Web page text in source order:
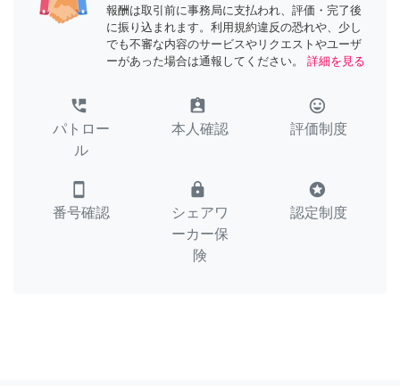
報酬は取引前に事務局に支払われ、評価・完了後
に振り込まれます。利用規約違反の恐れや、少し
でも不審な内容のサービスやリクエストやユーザ
ーがあった場合は通報してください。
詳細を見る
perm_phone_msg
パトロー
ル
assignment_ind
本人確認
tag_faces
評価制度
smartphone
番号確認
lock
シェアワ
ーカー保
険
stars
認定制度